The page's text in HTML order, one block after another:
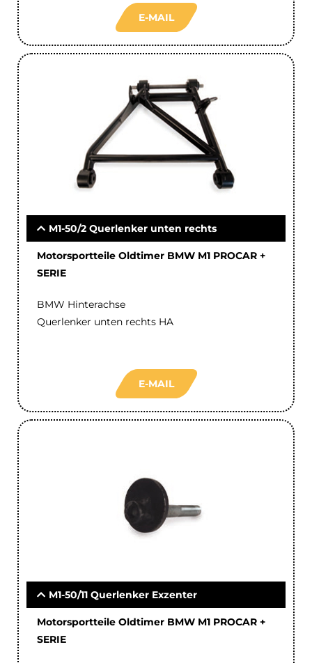
E-MAIL
M1-50/2 Querlenker unten rechts
Motorsportteile Oldtimer BMW M1 PROCAR +
SERIE
BMW Hinterachse
Querlenker unten rechts HA
E-MAIL
M1-50/11 Querlenker Exzenter
Motorsportteile Oldtimer BMW M1 PROCAR +
SERIE